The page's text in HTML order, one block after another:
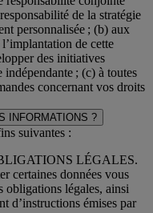
de la stratégie
personnalisée ; (b) aux
de cette
des initiatives
; (c) à toutes
concernant vos droits
INFORMATIONS ?
suivantes :
LÉGALES.
certaines données vous
obligations légales, ainsi
d’instructions émises par